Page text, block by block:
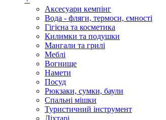
Аксесуари кемпінг
Вода - фляги, термоси, ємності
Гігієна та косметика
Килимки та подушки
Мангали та грилі
Меблі
Вогнище
Намети
Посуд
Рюкзаки, сумки, баули
Спальні мішки
Туристичний інструмент
Ліхтарі